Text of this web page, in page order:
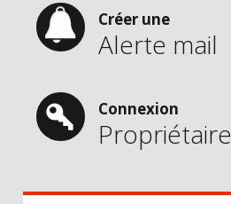
Créer une
Alerte mail
Connexion
Propriétaire